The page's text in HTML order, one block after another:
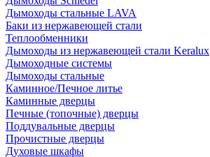
Дымоходы стальные LAVA
Баки из нержавеющей стали
Теплообменники
Дымоходы из нержавеющей стали Keralux
Дымоходные системы
Дымоходы стальные
Каминное/Печное литье
Каминные дверцы
Печные (топочные) дверцы
Поддувальные дверцы
Прочистные дверцы
Духовые шкафы